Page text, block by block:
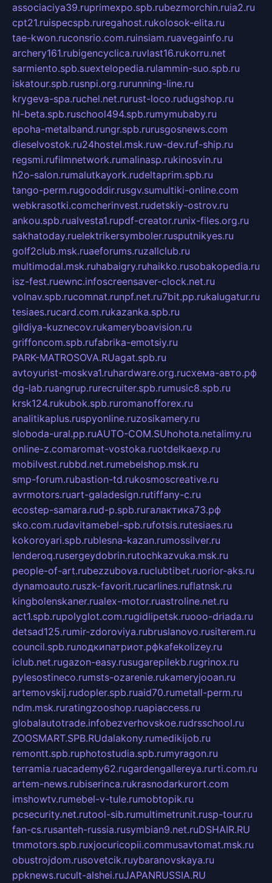
associaciya39.ruprimexpo.spb.rubezmorchin.ruia2.ru
cpt21.ruispecspb.ruregahost.rukolosok-elita.ru
tae-kwon.ruconsrio.com.ruinsiam.ruavegainfo.ru
archery161.rubigencyclica.ruvlast16.rukorru.net
sarmiento.spb.suextelopedia.rulammin-suo.spb.ru
iskatour.spb.rusnpi.org.rurunning-line.ru
krygeva-spa.ruchel.net.rurust-loco.rudugshop.ru
hl-beta.spb.ruschool494.spb.rumymubaby.ru
epoha-metalband.rungr.spb.rurusgosnews.com
dieselvostok.ru24hostel.msk.ruw-dev.ruf-ship.ru
regsmi.rufilmnetwork.rumalinasp.rukinosvin.ru
h2o-salon.rumalutkayork.rudeltaprim.spb.ru
tango-perm.rugooddir.rusgv.sumultiki-online.com
webkrasotki.comcherinvest.rudetskiy-ostrov.ru
ankou.spb.rualvesta1.rupdf-creator.runix-files.org.ru
sakhatoday.ruelektrikersymboler.rusputnikyes.ru
golf2club.msk.ruaeforums.ruzallclub.ru
multimodal.msk.ruhabaigry.ruhaikko.rusobakopedia.ru
isz-fest.ruewnc.infoscreensaver-clock.net.ru
volnav.spb.rucomnat.runpf.net.ru7bit.pp.rukalugatur.ru
tesiaes.rucard.com.rukazanka.spb.ru
gildiya-kuznecov.rukameryboavision.ru
griffoncom.spb.rufabrika-emotsiy.ru
PARK-MATROSOVA.RUagat.spb.ru
avtoyurist-moskva1.ruhardware.org.ruсхема-авто.рф
dg-lab.ruangrup.rurecruiter.spb.rumusic8.spb.ru
krsk124.rukubok.spb.ruromanofforex.ru
analitikaplus.ruspyonline.ruzosikamery.ru
sloboda-ural.pp.ruAUTO-COM.SUhohota.netalimy.ru
online-z.comaromat-vostoka.ruotdelkaexp.ru
mobilvest.rubbd.net.rumebelshop.msk.ru
smp-forum.rubastion-td.rukosmoscreative.ru
avrmotors.ruart-galadesign.rutiffany-c.ru
ecostep-samara.rud-p.spb.ruгалактика73.рф
sko.com.rudavitamebel-spb.rufotsis.rutesiaes.ru
kokoroyari.spb.rublesna-kazan.rumossilver.ru
lenderoq.rusergeydobrin.rutochkazvuka.msk.ru
people-of-art.rubezzubova.ruclubtibet.ruorior-aks.ru
dynamoauto.ruszk-favorit.rucarlines.ruflatnsk.ru
kingbolenskaner.rualex-motor.ruastroline.net.ru
act1.spb.rupolyglot.com.rugidlipetsk.ruooo-driada.ru
detsad125.rumir-zdoroviya.rubruslanovo.rusiterem.ru
council.spb.ruлодкипатриот.рфkafekolizey.ru
iclub.net.rugazon-easy.rusugarepilekb.rugrinox.ru
pylesostineco.rumsts-ozarenie.rukameryjooan.ru
artemovskij.rudopler.spb.ruaid70.rumetall-perm.ru
ndm.msk.ruratingzooshop.ruapiaccess.ru
globalautotrade.infobezverhovskoe.rudrsschool.ru
ZOOSMART.SPB.RUdalakony.rumedikijob.ru
remontt.spb.ruphotostudia.spb.rumyragon.ru
terramia.ruacademy62.rugardengallereya.rurti.com.ru
artem-news.rubiserinca.rukrasnodarkurort.com
imshowtv.rumebel-v-tule.rumobtopik.ru
pcsecurity.net.rutool-sib.rumultimetrunit.rusp-tour.ru
fan-cs.rusanteh-russia.rusymbian9.net.ruDSHAIR.RU
tmmotors.spb.ruxjocuricopii.commusavtomat.msk.ru
obustrojdom.rusovetcik.ruybaranovskaya.ru
ppknews.rucult-alshei.ruJAPANRUSSIA.RU